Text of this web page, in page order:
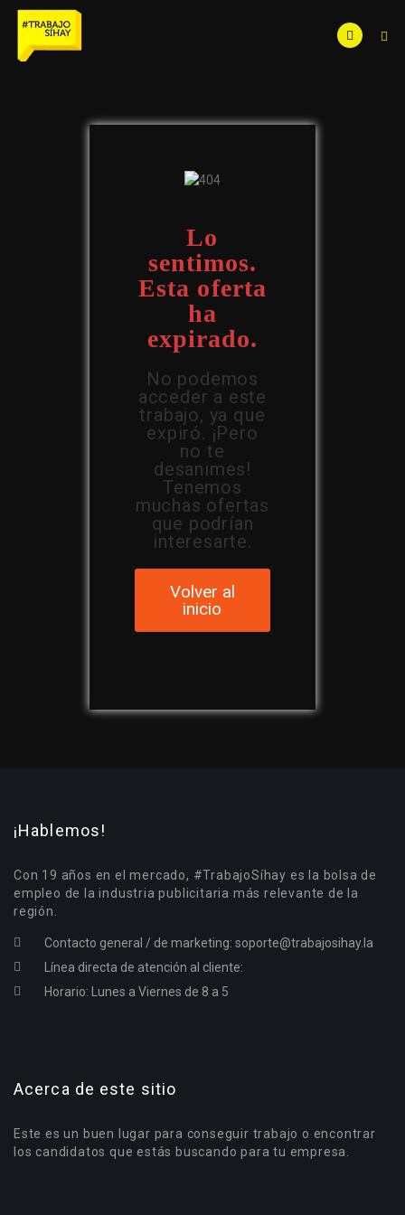
Lo
sentimos.
Esta oferta
ha
expirado.
No podemos
acceder a este
trabajo, ya que
expiró. ¡Pero
no te
desanimes!
Tenemos
muchas ofertas
que podrían
interesarte.
Volver al
inicio
¡Hablemos!
Con 19 años en el mercado, #TrabajoSíhay es la bolsa de
empleo de la industria publicitaria más relevante de la
región.
Contacto general / de marketing: soporte@trabajosihay.la
Línea directa de atención al cliente:
Horario: Lunes a Viernes de 8 a 5
Acerca de este sitio
Este es un buen lugar para conseguir trabajo o encontrar
los candidatos que estás buscando para tu empresa.